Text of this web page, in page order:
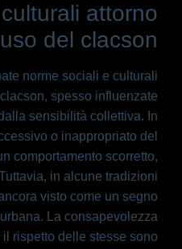
attorno
del clacson
norme sociali e culturali
spesso influenzate
sensibilità collettiva. In
o inappropriato del
comportamento scorretto,
in alcune tradizioni
visto come un segno
La consapevolezza
rispetto delle stesse sono